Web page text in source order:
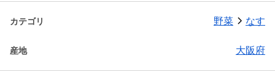
カテゴリ 野菜 なす
産地 大阪府